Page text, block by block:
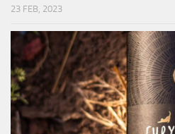
23 FEB, 2023